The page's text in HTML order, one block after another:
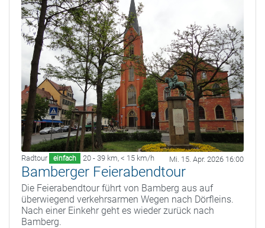
Radtour einfach 20 - 39 km, < 15 km/h Mi. 15. Apr. 2026 16:00
Bamberger Feierabendtour
Die Feierabendtour führt von Bamberg aus auf
überwiegend verkehrsarmen Wegen nach Dörfleins.
Nach einer Einkehr geht es wieder zurück nach
Bamberg.